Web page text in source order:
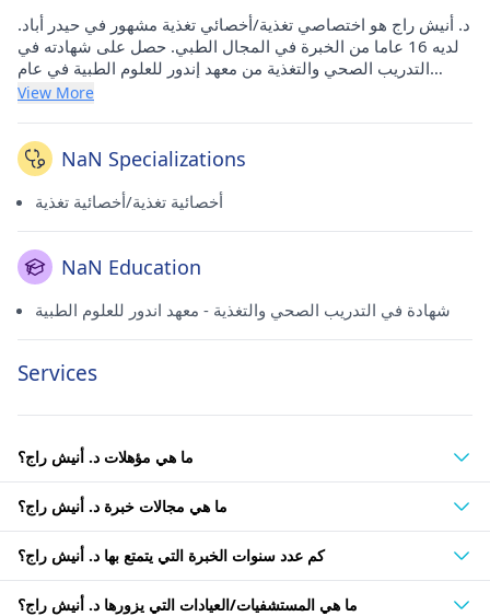
د. أنيش راج هو اختصاصي تغذية/أخصائي تغذية مشهور في حيدر أباد.
لديه 16 عاما من الخبرة في المجال الطبي. حصل على شهادته في
التدريب الصحي والتغذية من معهد إندور للعلوم الطبية في عام
1999. ويعمل حاليًا في مستشفى Apple متعدد التخصصات في
View More
NaN Specializations
أخصائية تغذية/أخصائية تغذية
NaN Education
شهادة في التدريب الصحي والتغذية - معهد اندور للعلوم الطبية
Services
ما هي مؤهلات د. أنيش راج؟
ما هي مجالات خبرة د. أنيش راج؟
كم عدد سنوات الخبرة التي يتمتع بها د. أنيش راج؟
ما هي المستشفيات/العيادات التي يزورها د. أنيش راج؟